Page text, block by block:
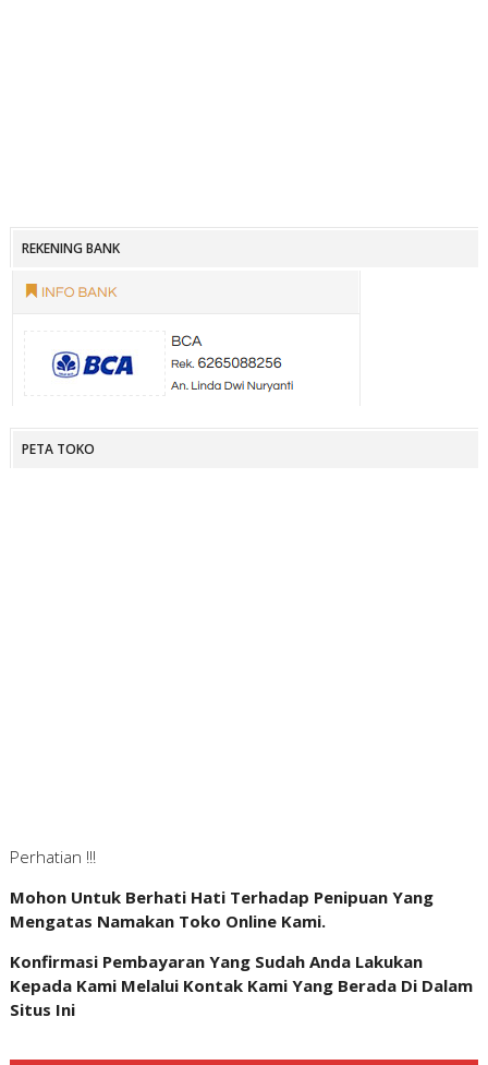
REKENING BANK
PETA TOKO
Perhatian !!!
Mohon Untuk Berhati Hati Terhadap Penipuan Yang
Mengatas Namakan Toko Online Kami.
Konfirmasi Pembayaran Yang Sudah Anda Lakukan
Kepada Kami Melalui Kontak Kami Yang Berada Di Dalam
Situs Ini